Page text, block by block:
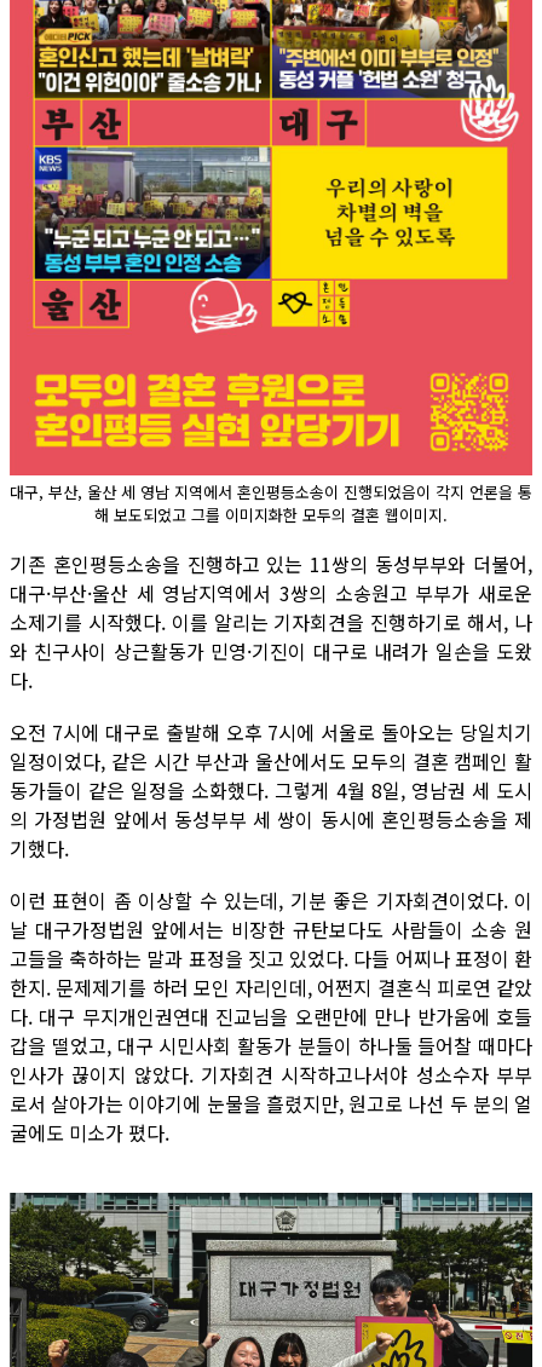
대구, 부산, 울산 세 영남 지역에서 혼인평등소송이 진행되었음이 각지 언론을 통
해 보도되었고 그를 이미지화한 모두의 결혼 웹이미지.
기존 혼인평등소송을 진행하고 있는 11쌍의 동성부부와 더불어,
대구·부산·울산 세 영남지역에서 3쌍의 소송원고 부부가 새로운
소제기를 시작했다. 이를 알리는 기자회견을 진행하기로 해서, 나
와 친구사이 상근활동가 민영·기진이 대구로 내려가 일손을 도왔
다.
오전 7시에 대구로 출발해 오후 7시에 서울로 돌아오는 당일치기
일정이었다, 같은 시간 부산과 울산에서도 모두의 결혼 캠페인 활
동가들이 같은 일정을 소화했다. 그렇게 4월 8일, 영남권 세 도시
의 가정법원 앞에서 동성부부 세 쌍이 동시에 혼인평등소송을 제
기했다.
이런 표현이 좀 이상할 수 있는데, 기분 좋은 기자회견이었다. 이
날 대구가정법원 앞에서는 비장한 규탄보다도 사람들이 소송 원
고들을 축하하는 말과 표정을 짓고 있었다. 다들 어찌나 표정이 환
한지. 문제제기를 하러 모인 자리인데, 어쩐지 결혼식 피로연 같았
다. 대구 무지개인권연대 진교님을 오랜만에 만나 반가움에 호들
갑을 떨었고, 대구 시민사회 활동가 분들이 하나둘 들어찰 때마다
인사가 끊이지 않았다. 기자회견 시작하고나서야 성소수자 부부
로서 살아가는 이야기에 눈물을 흘렸지만, 원고로 나선 두 분의 얼
굴에도 미소가 폈다.